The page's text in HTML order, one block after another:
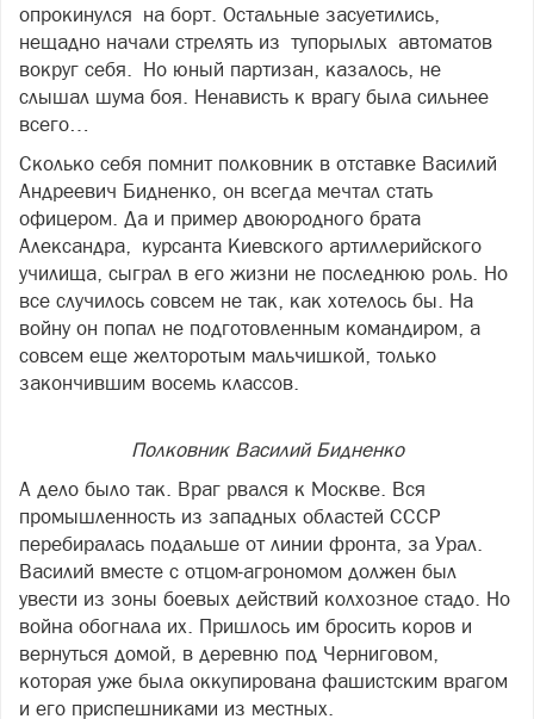
опрокинулся на борт. Остальные засуетились,
нещадно начали стрелять из тупорылых автоматов
вокруг себя. Но юный партизан, казалось, не
слышал шума боя. Ненависть к врагу была сильнее
всего…
Сколько себя помнит полковник в отставке Василий
Андреевич Бидненко, он всегда мечтал стать
офицером. Да и пример двоюродного брата
Александра, курсанта Киевского артиллерийского
училища, сыграл в его жизни не последнюю роль. Но
все случилось совсем не так, как хотелось бы. На
войну он попал не подготовленным командиром, а
совсем еще желторотым мальчишкой, только
закончившим восемь классов.
Полковник Василий Бидненко
А дело было так. Враг рвался к Москве. Вся
промышленность из западных областей СССР
перебиралась подальше от линии фронта, за Урал.
Василий вместе с отцом-агрономом должен был
увести из зоны боевых действий колхозное стадо. Но
война обогнала их. Пришлось им бросить коров и
вернуться домой, в деревню под Черниговом,
которая уже была оккупирована фашистским врагом
и его приспешниками из местных.